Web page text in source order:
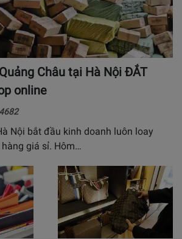
Châu tại Hà Nội ĐẮT
online
4682
Nội bắt đầu kinh doanh luôn loay
giá sỉ. Hôm…